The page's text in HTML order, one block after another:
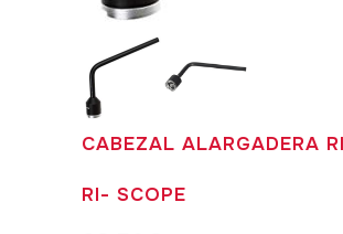
CABEZAL ALARGADERA
RI- SCOPE